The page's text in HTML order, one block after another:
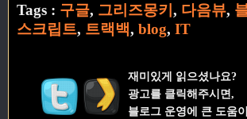
Tags : 구글, 그리즈몽키 , 다음뷰,
스크립트, 트랙백, blog, IT
재미있게 읽으셨나요?
광고를 클릭해주시면,
블로그 운영에 큰 도움